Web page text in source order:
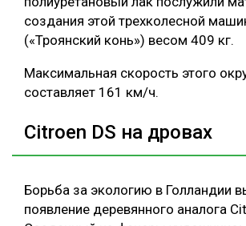
создания этой трехколесной
(«Троянский конь») весом 409 кг.
Максимальная скорость этого
составляет 161 км/ч.
Citroen DS на дровах
Борьба за экологию в Голландии
появление деревянного аналога